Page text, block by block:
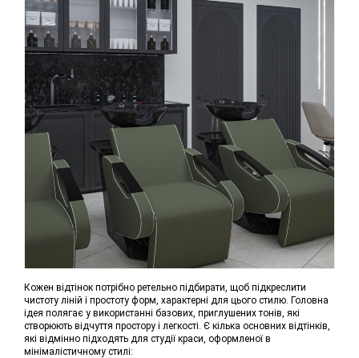
Кожен відтінок потрібно ретельно підбирати, щоб підкреслити
чистоту ліній і простоту форм, характерні для цього стилю. Головна
ідея полягає у використанні базових, приглушених тонів, які
створюють відчуття простору і легкості. Є кілька основних відтінків,
які відмінно підходять для студії краси, оформленої в
мінімалістичному стилі: